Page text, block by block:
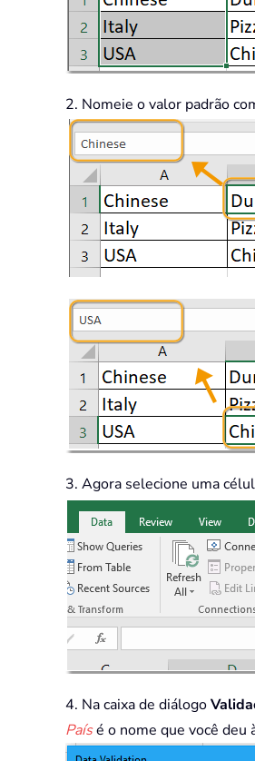
2. Nomeie o valor padrão
3. Agora selecione uma
4. Na caixa de diálogo
Paísé o nome que você deu